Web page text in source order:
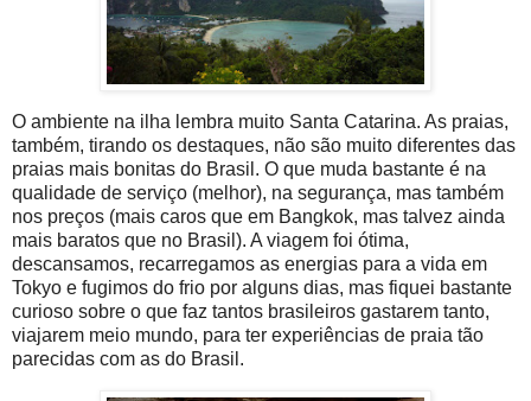
O ambiente na ilha lembra muito Santa Catarina. As praias,
também, tirando os destaques, não são muito diferentes das
praias mais bonitas do Brasil. O que muda bastante é na
qualidade de serviço (melhor), na segurança, mas também
nos preços (mais caros que em Bangkok, mas talvez ainda
mais baratos que no Brasil). A viagem foi ótima,
descansamos, recarregamos as energias para a vida em
Tokyo e fugimos do frio por alguns dias, mas fiquei bastante
curioso sobre o que faz tantos brasileiros gastarem tanto,
viajarem meio mundo, para ter experiências de praia tão
parecidas com as do Brasil.